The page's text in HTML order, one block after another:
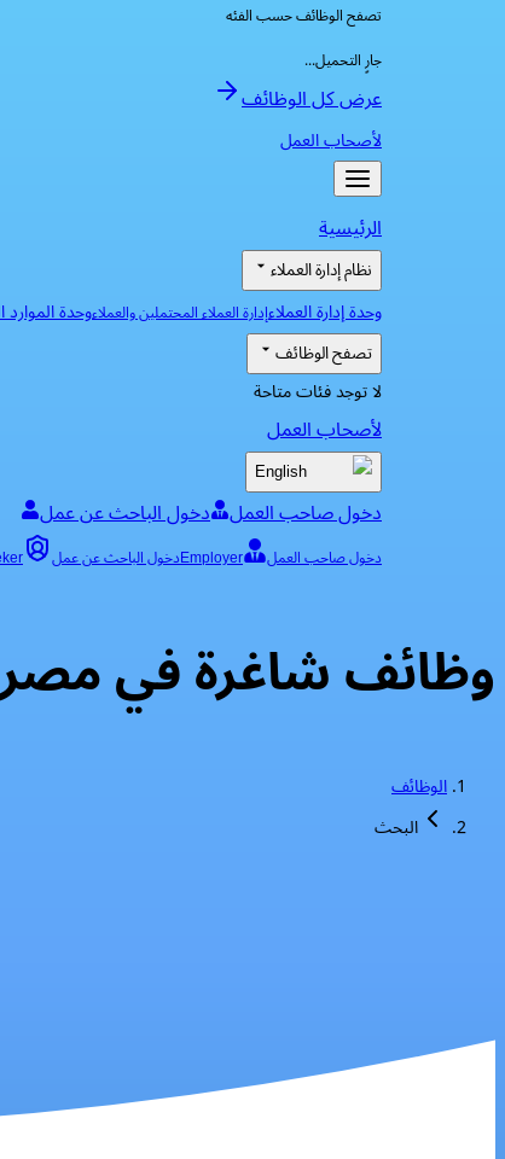
تصفح الوظائف حسب الفئه
جارٍ التحميل...
عرض كل الوظائف
لأصحاب العمل
الرئيسية
نظام إدارة العملاء
وحدة إدارة العملاءإدارة العملاء المحتملين والعملاءوحدة الموارد
تصفح الوظائف
لا توجد فئات متاحة
لأصحاب العمل
English
دخول صاحب العمل دخول الباحث عن عمل
دخول صاحب العمل Employerدخول الباحث عن عمل
وظائف شاغرة في مصر
الوظائف
البحث